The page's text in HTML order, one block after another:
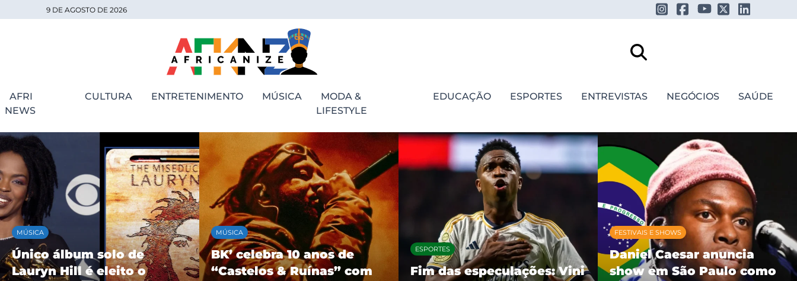
9 DE AGOSTO DE 2026
AFRI
NEWS
CULTURA ENTRETENIMENTO MÚSICA
MODA &
LIFESTYLE
EDUCAÇÃO ESPORTES ENTREVISTAS NEGÓCIOS SAÚDE
MÚSICA
Único álbum solo de
Lauryn Hill é eleito o
MÚSICA
BK’ celebra 10 anos de
“Castelos & Ruínas” com
ESPORTES
Fim das especulações: Vini
FESTIVAIS E SHOWS
Daniel Caesar anuncia
show em São Paulo como